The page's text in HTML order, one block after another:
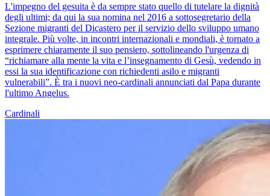
L'impegno del gesuita è da sempre stato quello di tutelare la dignità
degli ultimi; da qui la sua nomina nel 2016 a sottosegretario della
Sezione migranti del Dicastero per il servizio dello sviluppo umano
integrale. Più volte, in incontri internazionali e mondiali, è tornato a
esprimere chiaramente il suo pensiero, sottolineando l'urgenza di
“richiamare alla mente la vita e l’insegnamento di Gesù, vedendo in
essi la sua identificazione con richiedenti asilo e migranti
vulnerabili”. È tra i nuovi neo-cardinali annunciati dal Papa durante
l'ultimo Angelus.
Cardinali